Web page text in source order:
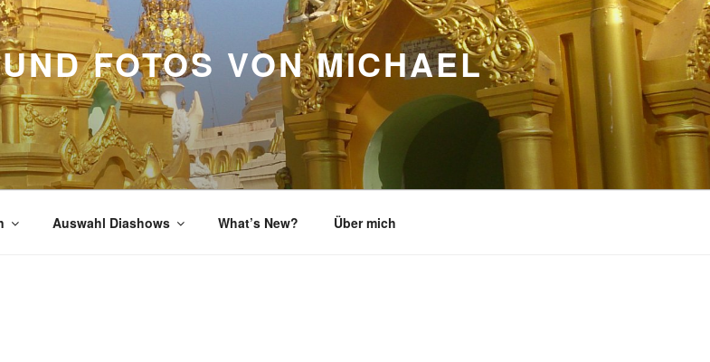
FOTOS VON MICHAEL
Auswahl Diashows What’s New? Über mich